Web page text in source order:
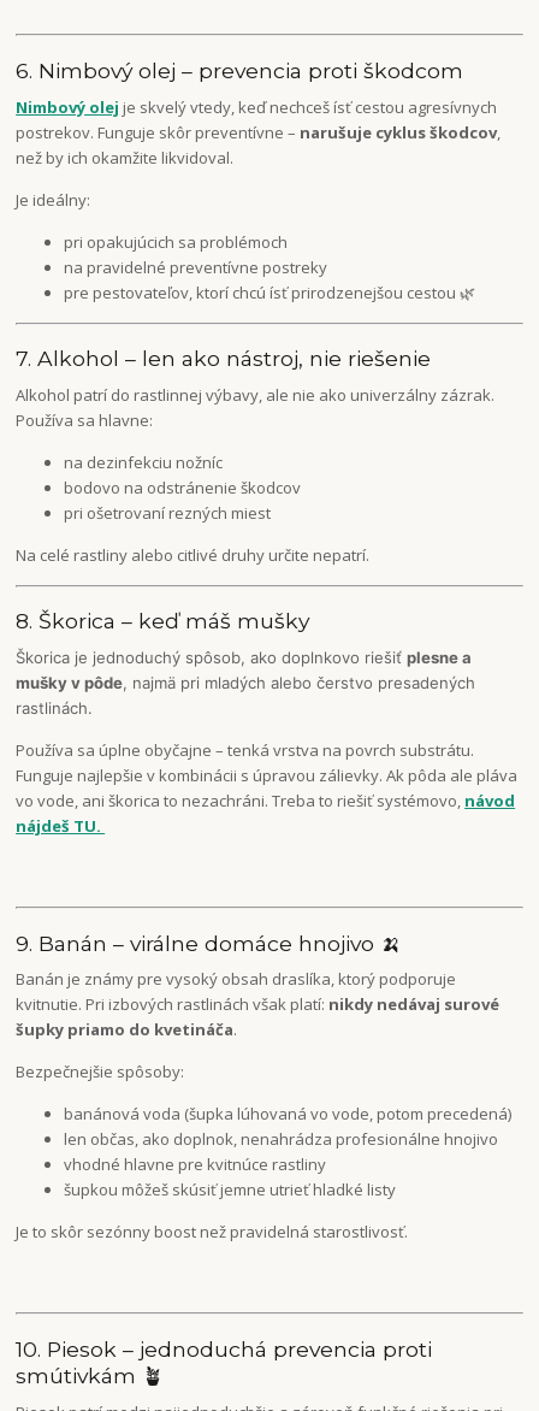
6. Nimbový olej – prevencia proti škodcom
Nimbový olej je skvelý vtedy, keď nechceš ísť cestou agresívnych
postrekov. Funguje skôr preventívne – narušuje cyklus škodcov,
než by ich okamžite likvidoval.
Je ideálny:
pri opakujúcich sa problémoch
na pravidelné preventívne postreky
pre pestovateľov, ktorí chcú ísť prirodzenejšou cestou 🌿
7. Alkohol – len ako nástroj, nie riešenie
Alkohol patrí do rastlinnej výbavy, ale nie ako univerzálny zázrak.
Používa sa hlavne:
na dezinfekciu nožníc
bodovo na odstránenie škodcov
pri ošetrovaní rezných miest
Na celé rastliny alebo citlivé druhy určite nepatrí.
8. Škorica – keď máš mušky
Škorica je jednoduchý spôsob, ako doplnkovo riešiťplesne a
mušky v pôde, najmä pri mladých alebo čerstvo presadených
rastlinách.
Používa sa úplne obyčajne – tenká vrstva na povrch substrátu.
Funguje najlepšie v kombinácii s úpravou zálievky. Ak pôda ale pláva
vo vode, ani škorica to nezachráni. Treba to riešiť systémovo, návod
nájdeš TU.
9. Banán – virálne domáce hnojivo 🍌
Banán je známy pre vysoký obsah draslíka, ktorý podporuje
kvitnutie. Pri izbových rastlinách však platí: nikdy nedávaj surové
šupky priamo do kvetináča.
Bezpečnejšie spôsoby:
banánová voda (šupka lúhovaná vo vode, potom precedená)
len občas, ako doplnok, nenahrádza profesionálne hnojivo
vhodné hlavne pre kvitnúce rastliny
šupkou môžeš skúsiť jemne utrieť hladké listy
Je to skôr sezónny boost než pravidelná starostlivosť.
10. Piesok – jednoduchá prevencia proti
smútivkám 🪴